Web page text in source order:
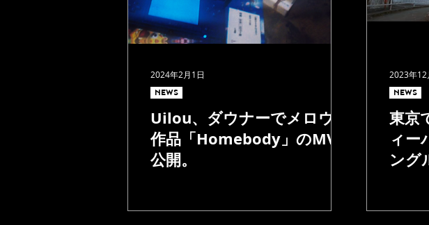
Uilou、ダウナーでメロウな
作品「Homebody」のMVを
公開。
NEWS
2024年2月1日
東京
ィー
ング
NEWS
2023年12